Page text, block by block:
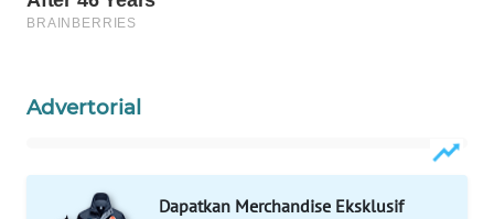
Advertorial
Dapatkan Merchandise Eksklusif
ID
NET